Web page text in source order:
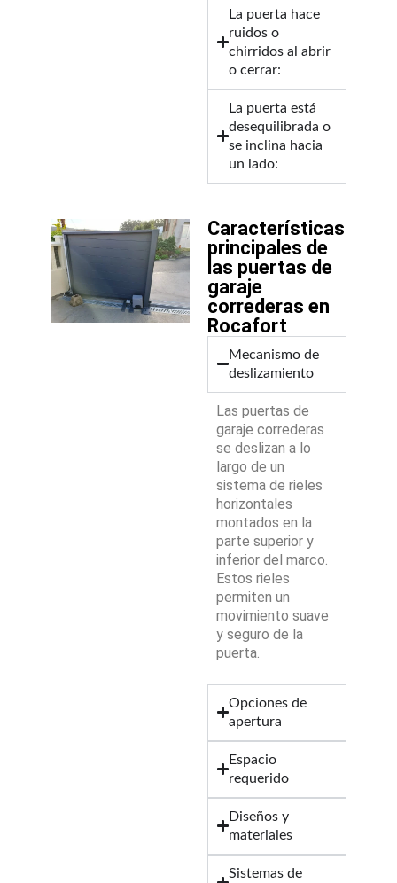
La puerta hace
ruidos o
chirridos al abrir
o cerrar:
La puerta está
desequilibrada o
se inclina hacia
un lado:
Características
principales de
las puertas de
garaje
correderas en
Rocafort
Mecanismo de
deslizamiento
Las puertas de
garaje correderas
se deslizan a lo
largo de un
sistema de rieles
horizontales
montados en la
parte superior y
inferior del marco.
Estos rieles
permiten un
movimiento suave
y seguro de la
puerta.
Opciones de
apertura
Espacio
requerido
Diseños y
materiales
Sistemas de